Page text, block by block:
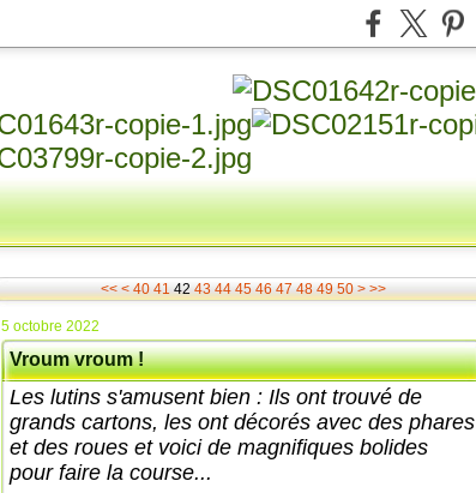
<< <10
20
30
40 41 42 43 44 45 46 47 48 49 5060
70
80
90
100
200
300
400
500
> >>
5 octobre 2022
Vroum vroum !
Les lutins s'amusent bien : Ils ont trouvé de
grands cartons, les ont décorés avec des phares
et des roues et voici de magnifiques bolides
pour faire la course...